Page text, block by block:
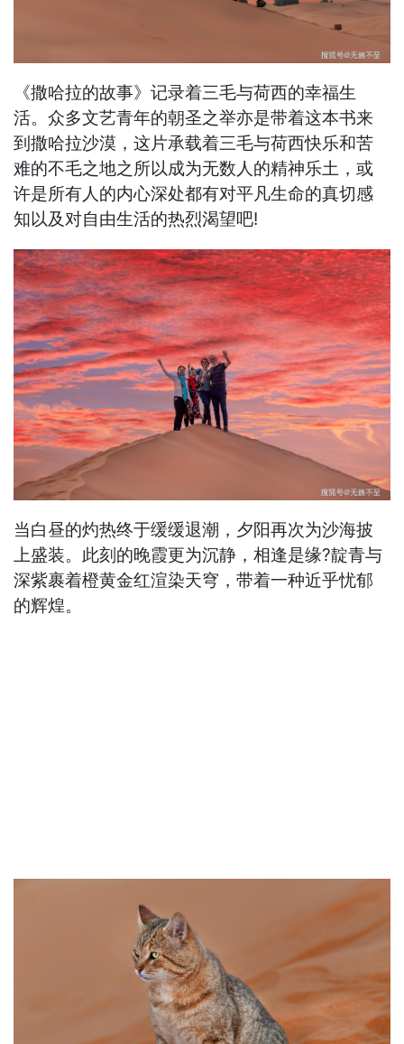
《撒哈拉的故事》记录着三毛与荷西的幸福生
活。众多文艺青年的朝圣之举亦是带着这本书来
到撒哈拉沙漠，这片承载着三毛与荷西快乐和苦
难的不毛之地之所以成为无数人的精神乐土，或
许是所有人的内心深处都有对平凡生命的真切感
知以及对自由生活的热烈渴望吧!
当白昼的灼热终于缓缓退潮，夕阳再次为沙海披
上盛装。此刻的晚霞更为沉静，相逢是缘?靛青与
深紫裹着橙黄金红渲染天穹，带着一种近乎忧郁
的辉煌。